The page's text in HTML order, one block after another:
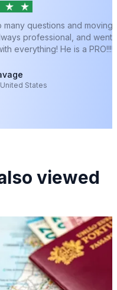
many questions and moving
professional, and went
everything! He is a PRO!!!!
States
viewed